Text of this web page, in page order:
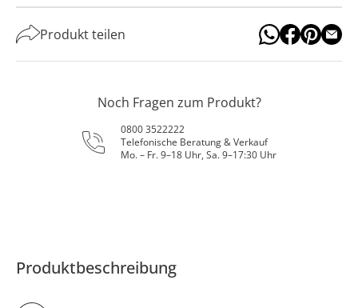
Produkt teilen
Noch Fragen zum Produkt?
0800 3522222
Telefonische Beratung & Verkauf
Mo. – Fr. 9–18 Uhr, Sa. 9–17:30 Uhr
Produktbeschreibung